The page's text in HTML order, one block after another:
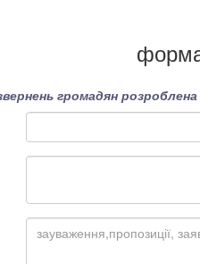
громадян розроблена